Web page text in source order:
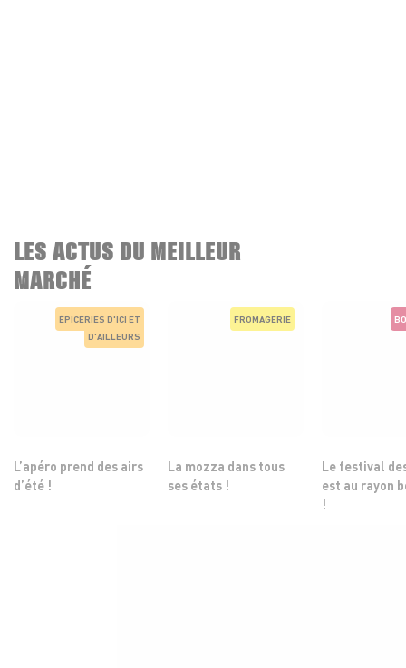
LES ACTUS DU MEILLEUR
MARCHÉ
ÉPICERIES D'ICI ET
D'AILLEURS
L’apéro prend des airs
d’été !
FROMAGERIE
La mozza dans tous
ses états !
Le festival
est au rayon
!